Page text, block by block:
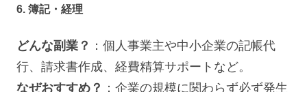
6. 簿記・経理
どんな副業？ ：個人事業主や中小企業の記帳代
行、請求書作成、経費精算サポートなど。
なぜおすすめ？ ：企業の規模に関わらず必ず発生